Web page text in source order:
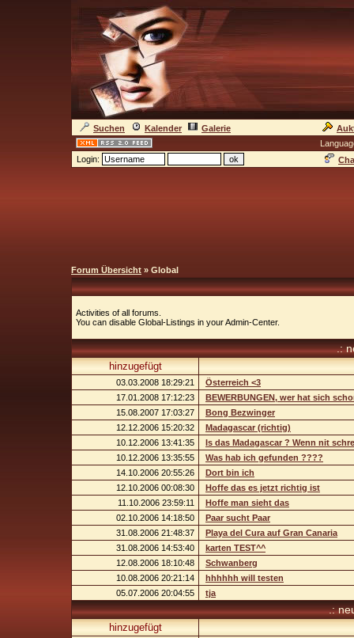
Suchen Kalender Galerie
Login:
Forum Übersicht » Global
Activities of all forums.
You can disable Global-Listings in your Admin-Center.
.:
hinzugefügt
03.03.2008 18:29:21
Österreich <3
17.01.2008 17:12:23
BEWERBUNGEN, wer hat sich
15.08.2007 17:03:27
Bong Bezwinger
12.12.2006 15:20:32
Madagascar (richtig)
10.12.2006 13:41:35
Is das Madagascar ? Wenn nit
10.12.2006 13:35:55
Was hab ich gefunden ????
14.10.2006 20:55:26
Dort bin ich
12.10.2006 00:08:30
Hoffe das es jetzt richtig ist
11.10.2006 23:59:11
Hoffe man sieht das
02.10.2006 14:18:50
Paar sucht Paar
31.08.2006 21:48:37
Playa del Cura auf Gran Canaria
31.08.2006 14:53:40
karten TEST^^
12.08.2006 18:10:48
Schwanberg
10.08.2006 20:21:14
hhhhhh will testen
05.07.2006 20:04:55
tja
.:
hinzugefügt